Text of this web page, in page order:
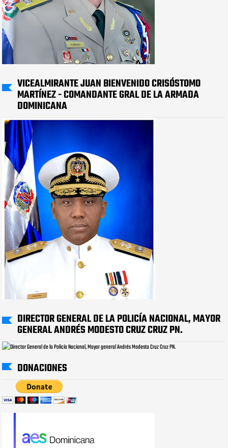
VICEALMIRANTE JUAN BIENVENIDO CRISÓSTOMO
MARTÍNEZ - COMANDANTE GRAL DE LA ARMADA
DOMINICANA
DIRECTOR GENERAL DE LA POLICÍA NACIONAL, MAYOR
GENERAL ANDRÉS MODESTO CRUZ CRUZ PN.
DONACIONES